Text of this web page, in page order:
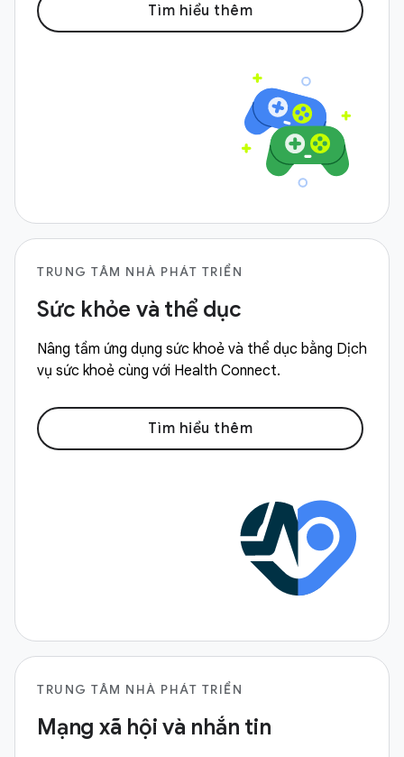
Tìm hiểu thêm
TRUNG TÂM NHÀ PHÁT TRIỂN
Sức khỏe và thể dục
Nâng tầm ứng dụng sức khoẻ và thể dục bằng Dịch
vụ sức khoẻ cùng với Health Connect.
Tìm hiểu thêm
TRUNG TÂM NHÀ PHÁT TRIỂN
Mạng xã hội và nhắn tin